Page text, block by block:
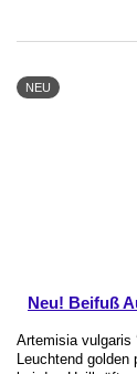
NEU
Neu! Beifuß
Artemisia vulgaris
Leuchtend